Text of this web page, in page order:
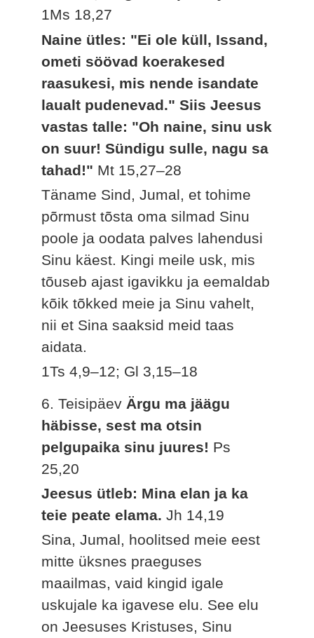
1Ms 18,27
Naine ütles: "Ei ole küll, Issand,
ometi söövad koerakesed
raasukesi, mis nende isandate
laualt pudenevad." Siis Jeesus
vastas talle: "Oh naine, sinu usk
on suur! Sündigu sulle, nagu sa
tahad!" Mt 15,27–28
Täname Sind, Jumal, et tohime
põrmust tõsta oma silmad Sinu
poole ja oodata palves lahendusi
Sinu käest. Kingi meile usk, mis
tõuseb ajast igavikku ja eemaldab
kõik tõkked meie ja Sinu vahelt,
nii et Sina saaksid meid taas
aidata.
1Ts 4,9–12; Gl 3,15–18
6. Teisipäev Ärgu ma jäägu
häbisse, sest ma otsin
pelgupaika sinu juures! Ps
25,20
Jeesus ütleb: Mina elan ja ka
teie peate elama.Jh 14,19
Sina, Jumal, hoolitsed meie eest
mitte üksnes praeguses
maailmas, vaid kingid igale
uskujale ka igavese elu. See elu
on Jeesuses Kristuses, Sinu